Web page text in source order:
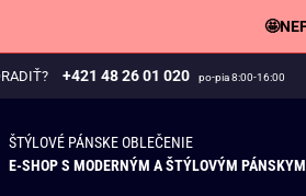
+421 48 26 01 020 po-pia 8:00-16:00
ŠTÝLOVÉ PÁNSKE OBLEČENIE
E-SHOP S MODERNÝM A ŠTÝLOVÝM